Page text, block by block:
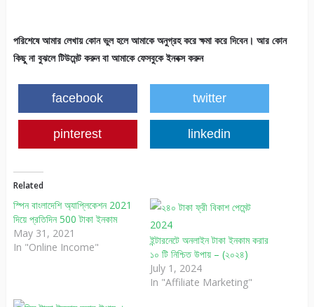
পরিশেষে আমার লেখায়কোনভুল হলে আমাকে অনুগ্রহ করে ক্ষমা করে দিবেন। আর কোন
কিছু না বুঝলে টিউমেন্ট করুন বা আমাকে ফেসবুকে ইনবক্স করুন
facebook twitter
pinterest linkedin
Related
স্পিন বাংলাদেশি অ্যাপ্লিকেশন 2021
দিয়ে প্রতিদিন 500 টাকা ইনকাম
May 31, 2021
In "Online Income"
ইন্টারনেটে অনলাইন টাকা ইনকাম করার
১০ টি নিশ্চিত উপায় – (২০২৪)
July 1, 2024
In "Affiliate Marketing"